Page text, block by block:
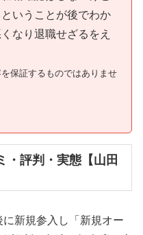
いうことが後でわか
なり退職せざるをえ
保証するものではありませ
・評判・実態【山田
新規参入し「新規オー